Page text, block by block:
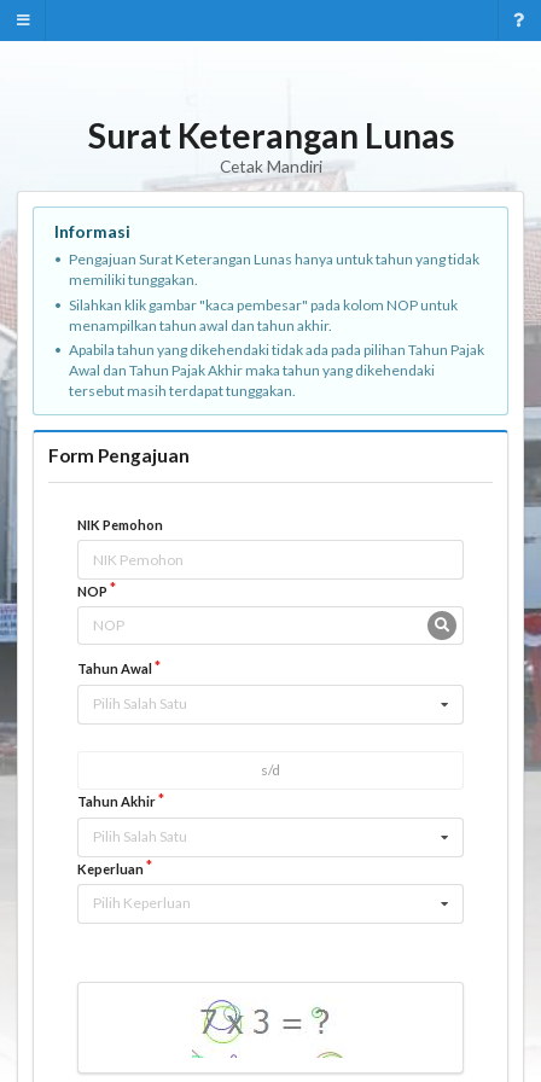
Surat Keterangan Lunas
Cetak Mandiri
Informasi
Pengajuan Surat Keterangan Lunas hanya untuk tahun yang tidak
memiliki tunggakan.
Silahkan klik gambar "kaca pembesar" pada kolom NOP untuk
menampilkan tahun awal dan tahun akhir.
Apabila tahun yang dikehendaki tidak ada pada pilihan Tahun Pajak
Awal dan Tahun Pajak Akhir maka tahun yang dikehendaki
tersebut masih terdapat tunggakan.
Form Pengajuan
NIK Pemohon
NOP
Tahun Awal
Pilih Salah Satu
Tahun Akhir
Pilih Salah Satu
Keperluan
Pilih Keperluan